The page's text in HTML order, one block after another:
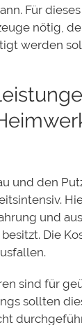
Für
nötig,
werden
und den
und
Die
sind für
sollten